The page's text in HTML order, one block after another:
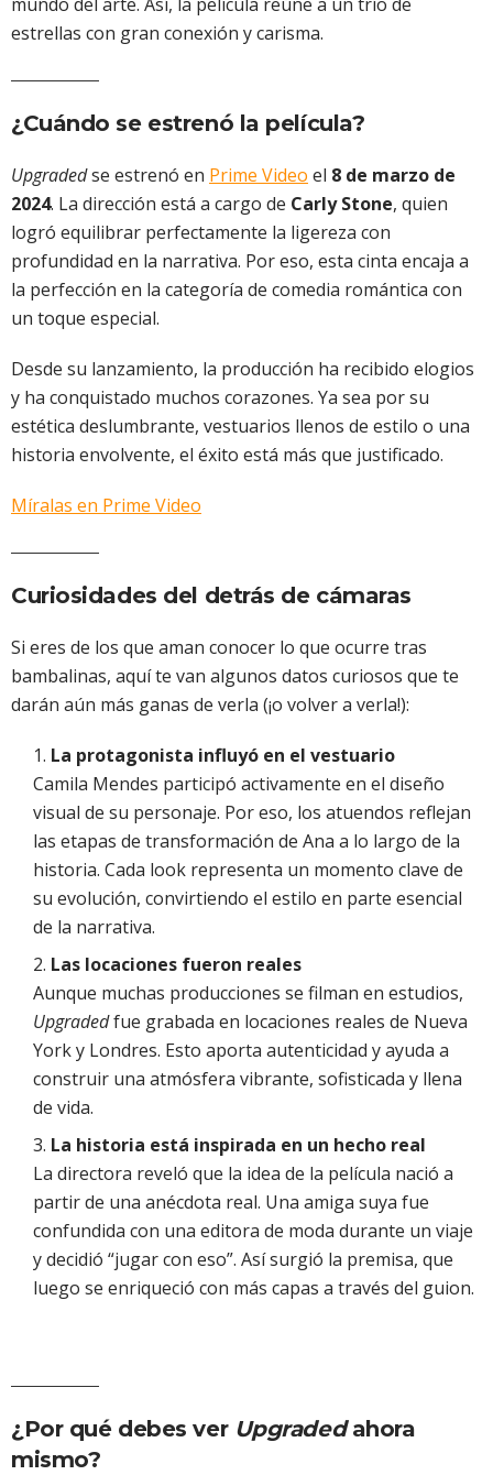
estrellas con gran conexión y carisma.
¿Cuándo se estrenó la película?
Upgradedse estrenó en Prime Video el 8 de marzo de
2024. La dirección está a cargo de Carly Stone, quien
logró equilibrar perfectamente la ligereza con
profundidad en la narrativa. Por eso, esta cinta encaja a
la perfección en la categoría de comedia romántica con
un toque especial.
Desde su lanzamiento, la producción ha recibido elogios
y ha conquistado muchos corazones. Ya sea por su
estética deslumbrante, vestuarios llenos de estilo o una
historia envolvente, el éxito está más que justificado.
Míralas en Prime Video
Curiosidades del detrás de cámaras
Si eres de los que aman conocer lo que ocurre tras
bambalinas, aquí te van algunos datos curiosos que te
darán aún más ganas de verla (¡o volver a verla!):
La protagonista influyó en el vestuario
Camila Mendes participó activamente en el diseño
visual de su personaje. Por eso, los atuendos reflejan
las etapas de transformación de Ana a lo largo de la
historia. Cada look representa un momento clave de
su evolución, convirtiendo el estilo en parte esencial
de la narrativa.
Las locaciones fueron reales
Aunque muchas producciones se filman en estudios,
Upgradedfue grabada en locaciones reales de Nueva
York y Londres. Esto aporta autenticidad y ayuda a
construir una atmósfera vibrante, sofisticada y llena
de vida.
La historia está inspirada en un hecho real
La directora reveló que la idea de la película nació a
partir de una anécdota real. Una amiga suya fue
confundida con una editora de moda durante un viaje
y decidió “jugar con eso”. Así surgió la premisa, que
luego se enriqueció con más capas a través del guion.
¿Por qué debes ver Upgradedahora
mismo?